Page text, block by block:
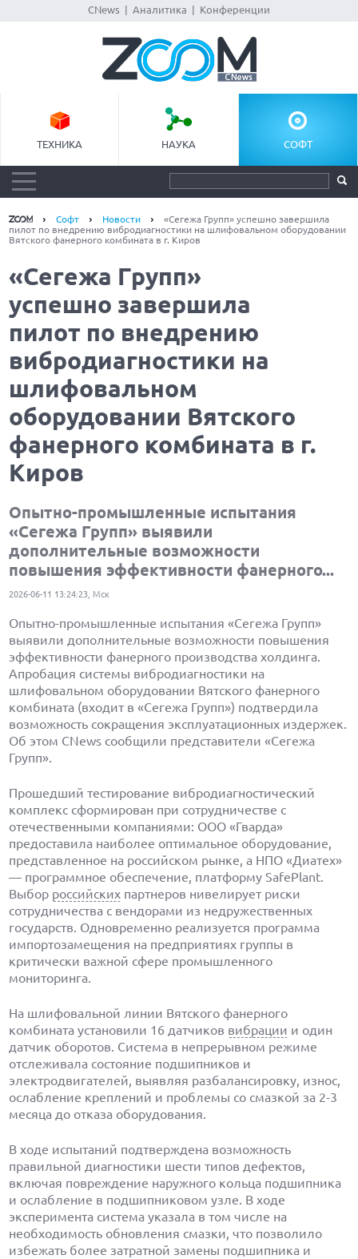
CNews Аналитика Конференции
ТЕХНИКА НАУКА СОФТ
Софт Новости
«Сегежа Групп» успешно завершила
пилот по внедрению вибродиагностики на шлифовальном оборудовании
Вятского фанерного комбината в г. Киров
«Сегежа Групп»
успешно завершила
пилот по внедрению
вибродиагностики на
шлифовальном
оборудовании Вятского
фанерного комбината в г.
Киров
Опытно-промышленные испытания
«Сегежа Групп» выявили
дополнительные возможности
повышения эффективности фанерного...
2026-06-11 13:24:23, Мск
Опытно-промышленные испытания «Сегежа Групп»
выявили дополнительные возможности повышения
эффективности фанерного производства холдинга.
Апробация системы вибродиагностики на
шлифовальном оборудовании Вятского фанерного
комбината (входит в «Сегежа Групп») подтвердила
возможность сокращения эксплуатационных издержек.
Об этом CNews сообщили представители «Сегежа
Групп».
Прошедший тестирование вибродиагностический
комплекс сформирован при сотрудничестве с
отечественными компаниями: ООО «Гварда»
предоставила наиболее оптимальное оборудование,
представленное на российском рынке, а НПО «Диатех»
— программное обеспечение, платформу SafePlant.
Выбор российских партнеров нивелирует риски
сотрудничества с вендорами из недружественных
государств. Одновременно реализуется программа
импортозамещения на предприятиях группы в
критически важной сфере промышленного
мониторинга.
На шлифовальной линии Вятского фанерного
комбината установили 16 датчиков вибрации и один
датчик оборотов. Система в непрерывном режиме
отслеживала состояние подшипников и
электродвигателей, выявляя разбалансировку, износ,
ослабление креплений и проблемы со смазкой за 2-3
месяца до отказа оборудования.
В ходе испытаний подтверждена возможность
правильной диагностики шести типов дефектов,
включая повреждение наружного кольца подшипника
и ослабление в подшипниковом узле. В ходе
эксперимента система указала в том числе на
необходимость обновления смазки, что позволило
избежать более затратной замены подшипника и